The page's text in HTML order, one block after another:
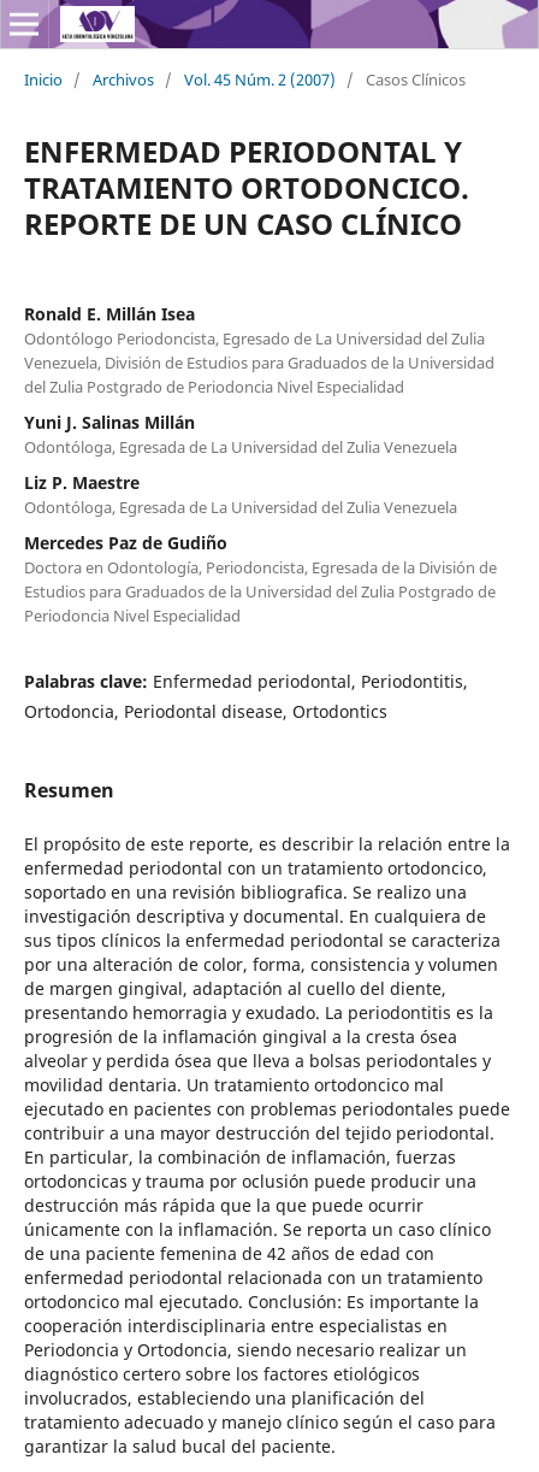
Inicio / Archivos / Vol. 45 Núm. 2 (2007) / Casos Clínicos
ENFERMEDAD PERIODONTAL Y
TRATAMIENTO ORTODONCICO.
REPORTE DE UN CASO CLÍNICO
Ronald E. Millán Isea
Odontólogo Periodoncista, Egresado de La Universidad del Zulia
Venezuela, División de Estudios para Graduados de la Universidad
del Zulia Postgrado de Periodoncia Nivel Especialidad
Yuni J. Salinas Millán
Odontóloga, Egresada de La Universidad del Zulia Venezuela
Liz P. Maestre
Odontóloga, Egresada de La Universidad del Zulia Venezuela
Mercedes Paz de Gudiño
Doctora en Odontología, Periodoncista, Egresada de la División de
Estudios para Graduados de la Universidad del Zulia Postgrado de
Periodoncia Nivel Especialidad
Palabras clave: Enfermedad periodontal, Periodontitis,
Ortodoncia, Periodontal disease, Ortodontics
Resumen
El propósito de este reporte, es describir la relación entre la
enfermedad periodontal con un tratamiento ortodoncico,
soportado en una revisión bibliografica. Se realizo una
investigación descriptiva y documental. En cualquiera de
sus tipos clínicos la enfermedad periodontal se caracteriza
por una alteración de color, forma, consistencia y volumen
de margen gingival, adaptación al cuello del diente,
presentando hemorragia y exudado. La periodontitis es la
progresión de la inflamación gingival a la cresta ósea
alveolar y perdida ósea que lleva a bolsas periodontales y
movilidad dentaria. Un tratamiento ortodoncico mal
ejecutado en pacientes con problemas periodontales puede
contribuir a una mayor destrucción del tejido periodontal.
En particular, la combinación de inflamación, fuerzas
ortodoncicas y trauma por oclusión puede producir una
destrucción más rápida que la que puede ocurrir
únicamente con la inflamación. Se reporta un caso clínico
de una paciente femenina de 42 años de edad con
enfermedad periodontal relacionada con un tratamiento
ortodoncico mal ejecutado. Conclusión: Es importante la
cooperación interdisciplinaria entre especialistas en
Periodoncia y Ortodoncia, siendo necesario realizar un
diagnóstico certero sobre los factores etiológicos
involucrados, estableciendo una planificación del
tratamiento adecuado y manejo clínico según el caso para
garantizar la salud bucal del paciente.